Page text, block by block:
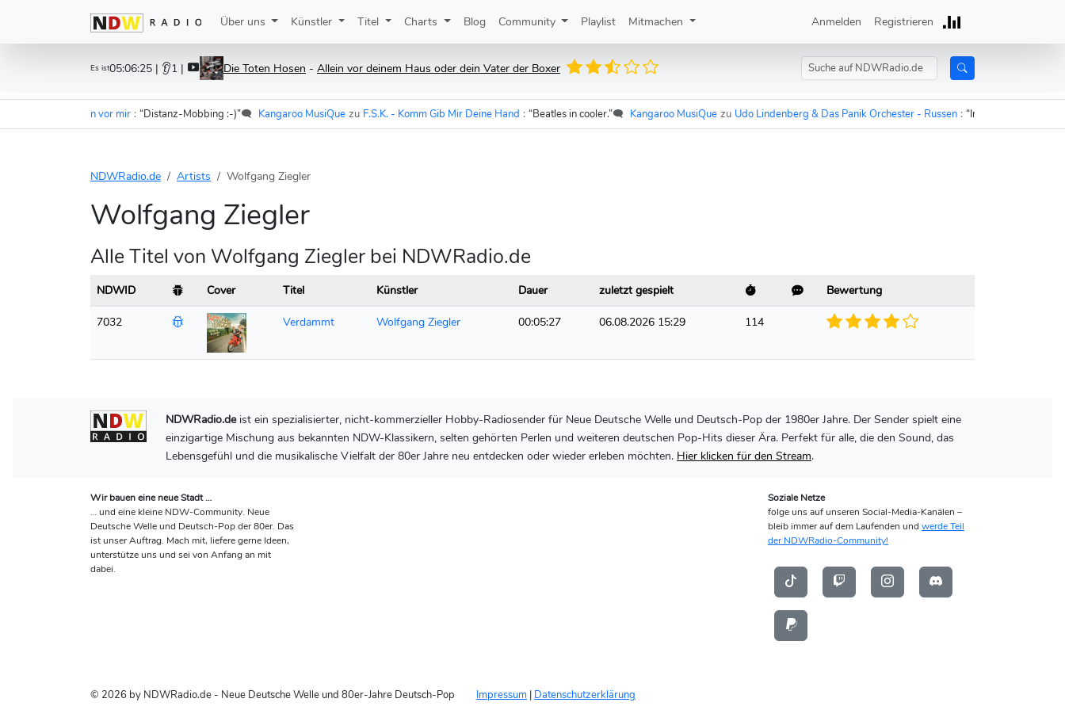
Über uns Künstler Titel Charts Blog Community Playlist Mitmachen Anmelden Registrieren
Es ist05:06:25 | 👂1 | Die Toten Hosen - Allein vor deinem Haus oder dein Vater der Boxer
- Im Wagen vor mir : “Distanz-Mobbing :-)”🗨️ Kangaroo MusiQue zu F.S.K. - Komm Gib Mir Deine Hand : “Beatles in cooler.”🗨️ Kangaroo MusiQue zu Udo Lindenberg & Das Panik Orchester - Russen : “In 15 Minuten sind die
NDWRadio.de Artists Wolfgang Ziegler
Wolfgang Ziegler
Alle Titel von Wolfgang Ziegler bei NDWRadio.de
NDWID Cover Titel Künstler Dauer zuletzt gespielt
Bewertung
7032
Verdammt Wolfgang Ziegler 00:05:27 06.08.2026 15:29 114
NDWRadio.deist ein spezialisierter, nicht-kommerzieller Hobby-Radiosender für Neue Deutsche Welle und Deutsch-Pop der 1980er Jahre. Der Sender spielt eine
einzigartige Mischung aus bekannten NDW-Klassikern, selten gehörten Perlen und weiteren deutschen Pop-Hits dieser Ära. Perfekt für alle, die den Sound, das
Lebensgefühl und die musikalische Vielfalt der 80er Jahre neu entdecken oder wieder erleben möchten. Hier klicken für den Stream.
Wir bauen eine neue Stadt …
… und eine kleine NDW-Community. Neue
Deutsche Welle und Deutsch-Pop der 80er. Das
ist unser Auftrag. Mach mit, liefere gerne Ideen,
unterstütze uns und sei von Anfang an mit
dabei.
Soziale Netze
folge uns auf unseren Social-Media-Kanälen –
bleib immer auf dem Laufenden und werde Teil
der NDWRadio-Community!
© 2026 by NDWRadio.de - Neue Deutsche Welle und 80er-Jahre Deutsch-Pop Impressum | Datenschutzerklärung